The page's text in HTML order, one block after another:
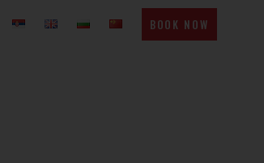
BOOK NOW